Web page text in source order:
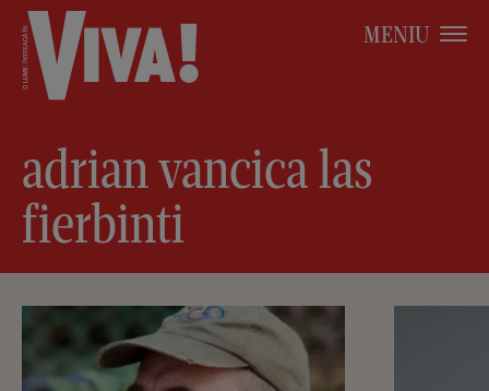
MENIU
adrian vancica las
fierbinti